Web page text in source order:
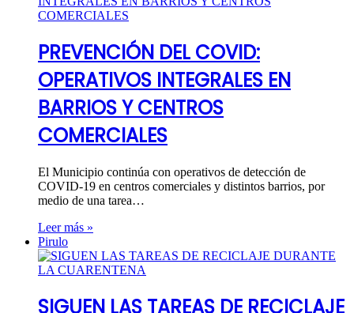
PREVENCIÓN DEL COVID:
OPERATIVOS INTEGRALES EN
BARRIOS Y CENTROS
COMERCIALES
El Municipio continúa con operativos de detección de
COVID-19 en centros comerciales y distintos barrios, por
medio de una tarea…
Leer más »
Pirulo
SIGUEN LAS TAREAS DE RECICLAJE